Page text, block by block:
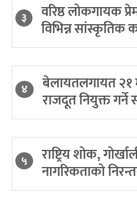
३ वरिष्ठ लोकगायक
विभिन्न सांस्कृतिक
४ बेलायतलगायत २१
राजदूत नियुक्त गर्ने
५ राष्ट्रिय शोक,
नागरिकताको